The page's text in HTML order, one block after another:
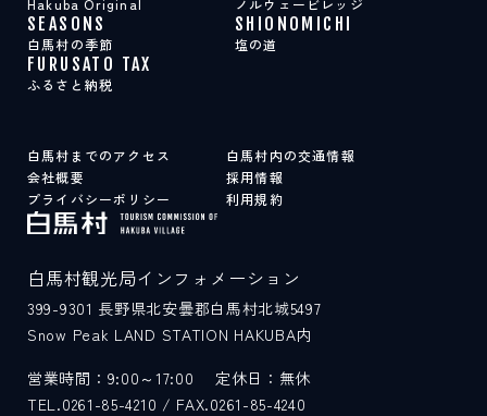
Hakuba Original ノルウェービレッジ
SEASONS
白馬村の季節
SHIONOMICHI
塩の道
FURUSATO TAX
ふるさと納税
白馬村までのアクセス
白馬村内の交通情報
会社概要
採用情報
プライバシーポリシー
利用規約
白馬村観光局インフォメーション
399-9301 長野県北安曇郡白馬村北城5497
Snow Peak LAND STATION HAKUBA内
営業時間：9:00～17:00
定休日：無休
TEL.0261-85-4210 / FAX.0261-85-4240